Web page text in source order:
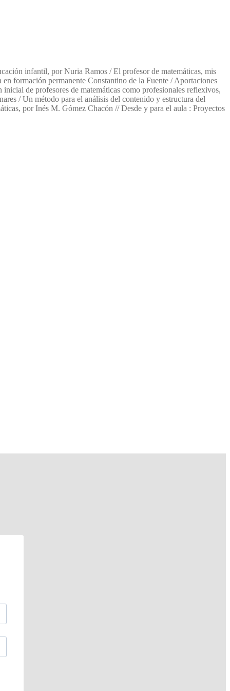
infantil, por Nuria Ramos / El profesor de matemáticas, mis
formación permanente Constantino de la Fuente / Aportaciones
de profesores de matemáticas como profesionales reflexivos,
/ Un método para el análisis del contenido y estructura del
por Inés M. Gómez Chacón // Desde y para el aula : Proyectos